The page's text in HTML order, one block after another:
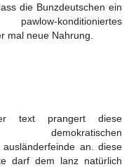
die Bunzdeutschen ein
konditioniertes
mal neue Nahrung.
text prangert diese
demokratischen
ausländerfeinde an. diese
darf dem lanz natürlich